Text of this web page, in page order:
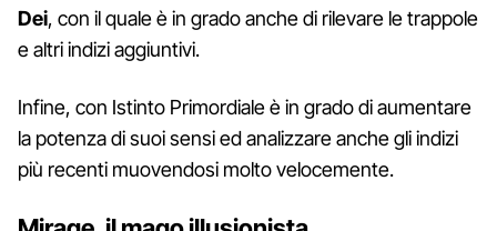
Dei, con il quale è in grado anche di rilevare le trappole
e altri indizi aggiuntivi.
Infine, con Istinto Primordiale è in grado di aumentare
la potenza di suoi sensi ed analizzare anche gli indizi
più recenti muovendosi molto velocemente.